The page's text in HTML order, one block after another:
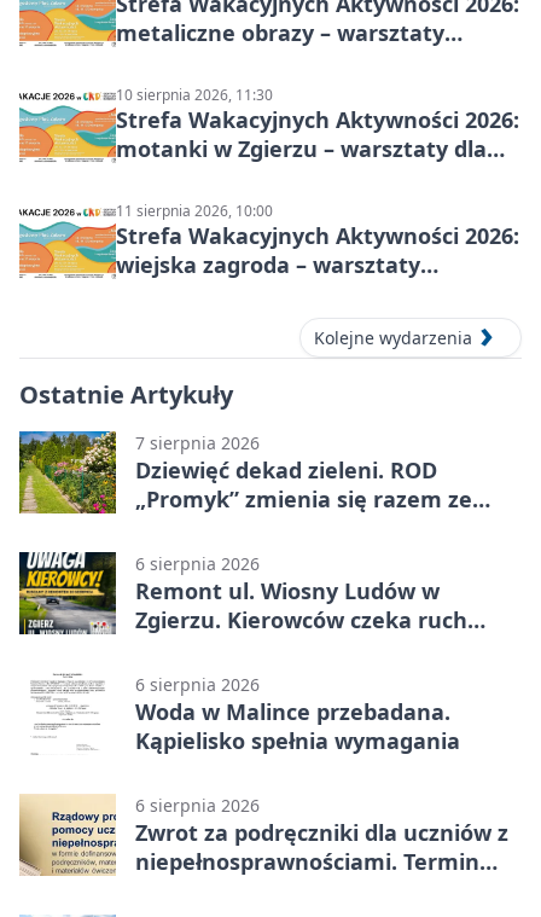
metaliczne obrazy – warsztaty
10 sierpnia 2026, 11:30
Strefa Wakacyjnych Aktywności 2026:
motanki w Zgierzu – warsztaty dla
11 sierpnia 2026, 10:00
Strefa Wakacyjnych Aktywności 2026:
wiejska zagroda – warsztaty
Kolejne wydarzenia
Ostatnie Artykuły
7 sierpnia 2026
Dziewięć dekad zieleni. ROD
„Promyk” zmienia się razem ze
6 sierpnia 2026
Remont ul. Wiosny Ludów w
Zgierzu. Kierowców czeka ruch
6 sierpnia 2026
Woda w Malince przebadana.
Kąpielisko spełnia wymagania
6 sierpnia 2026
Zwrot za podręczniki dla uczniów z
niepełnosprawnościami. Termin